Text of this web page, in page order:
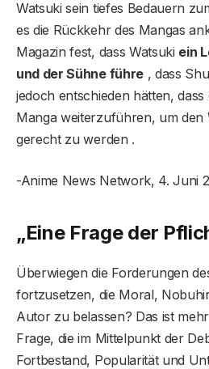
Watsuki sein tiefes Bedauern
es die Rückkehr des Mangas
Magazin fest, dass Watsuki ein
und der Sühne führe, dass
jedoch entschieden hätten, dass
Manga weiterzuführen, um den
gerecht zu werden .
-Anime News Network, 4. Juni
„Eine Frage der
Überwiegen die Forderungen
fortzusetzen, die Moral,
Autor zu belassen? Das ist
Frage, die im Mittelpunkt der
Fortbestand, Popularität und